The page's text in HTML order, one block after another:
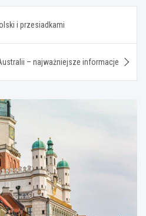
i przesiadkami
– najważniejsze informacje